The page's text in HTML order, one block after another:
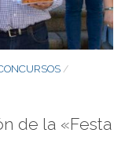
/
de la «Festa